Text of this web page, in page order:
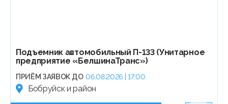
Подъемник автомобильный П-133 (Унитарное
предприятие «БелшинаТранс»)
ПРИЁМ ЗАЯВОК ДО 06.08.2026 | 17:00
Бобруйск и район